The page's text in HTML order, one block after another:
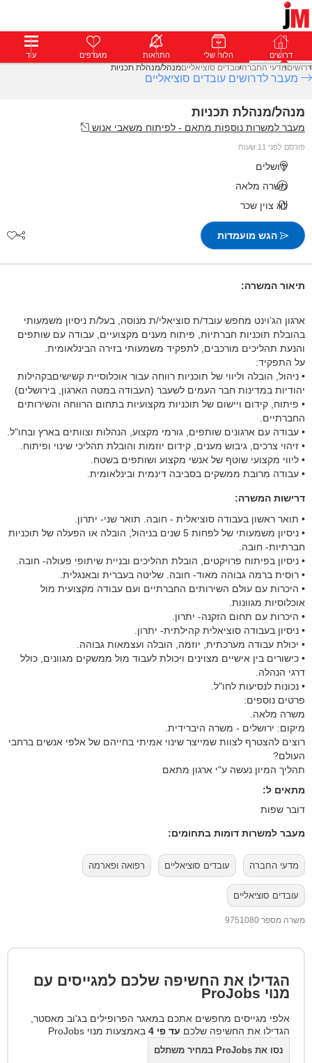
דרושים פרופילים הודעות פרימיום דרושים הלוח שלי התראות מועדפים עוד
דרושיםמדעי החברהעובדים סוציאלייםמנהל/מנהלת תכניות
מעבר לדרושים עובדים סוציאליים
מנהל/מנהלת תכניות
מעבר למשרות נוספות מתאם - לפיתוח משאבי אנוש
פורסם לפני 11 שעות
ירושלים
משרה מלאה
לא צוין שכר
הגש מועמדות
תיאור המשרה:
ארגון הג’וינט מחפש עובד/ת סוציאלי/ת מנוסה, בעל/ת ניסיון משמעותי
בהובלת תוכניות חברתיות, פיתוח מענים מקצועיים, עבודה עם שותפים
והנעת תהליכים מורכבים, לתפקיד משמעותי בזירה הבינלאומית.
על התפקיד:
• ניהול, הובלה וליווי של תוכניות רווחה עבור אוכלוסיית קשישיםבקהילות
יהודיות במדינות חבר העמים לשעבר (העבודה במטה הארגון, בירושלים)
• פיתוח, קידום ויישום של תוכניות מקצועיות בתחום הרווחה והשירותים
החברתיים.
• עבודה עם ארגונים שותפים, גורמי מקצוע, הנהלות וצוותים בארץ ובחו"ל.
• זיהוי צרכים, גיבוש מענים, קידום יוזמות והובלת תהליכי שינוי ופיתוח.
• ליווי מקצועי שוטף של אנשי מקצוע ושותפים בשטח.
• עבודה מרובת ממשקים בסביבה דינמית ובינלאומית.
דרישות המשרה:
• תואר ראשון בעבודה סוציאלית - חובה. תואר שני- יתרון.
• ניסיון משמעותי של לפחות 5 שנים בניהול, הובלה או הפעלה של תוכניות
חברתיות- חובה.
• ניסיון בפיתוח פרויקטים, הובלת תהליכים ובניית שיתופי פעולה- חובה.
• רוסית ברמה גבוהה מאוד- חובה. שליטה בעברית ובאנגלית.
• היכרות עם עולם השירותים החברתיים ועם עבודה מקצועית מול
אוכלוסיות מגוונות.
• היכרות עם תחום הזקנה- יתרון.
• ניסיון בעבודה סוציאלית קהילתית- יתרון.
• יכולת עבודה מערכתית, יוזמה, הובלה ועצמאות גבוהה.
• כישורים בין אישיים מצוינים ויכולת לעבוד מול ממשקים מגוונים, כולל
דרגי הנהלה.
• נכונות לנסיעות לחו"ל.
פרטים נוספים:
משרה מלאה.
מיקום: ירושלים - משרה היברידית.
רוצים להצטרף לצוות שמייצר שינוי אמיתי בחייהם של אלפי אנשים ברחבי
העולם?
תהליך המיון נעשה ע"י ארגון מתאם
מתאים ל:
דובר שפות
מעבר למשרות דומות בתחומים:
מדעי החברה עובדים סוציאליים רפואה ופארמה
עובדים סוציאליים
משרה מספר 9751080
הגדילו את החשיפה שלכם למגייסים עם
מנוי ProJobs
אלפי מגייסים מחפשים אתכם במאגר הפרופילים בג'וב מאסטר,
הגדילו את החשיפה שלכם עד פי 4 באמצעות מנוי ProJobs
נסו את ProJobs במחיר משתלם